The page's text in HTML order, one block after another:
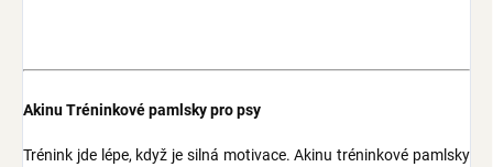
Akinu Tréninkové pamlsky pro psy
Trénink jde lépe, když je silná motivace. Akinu tréninkové pamlsky